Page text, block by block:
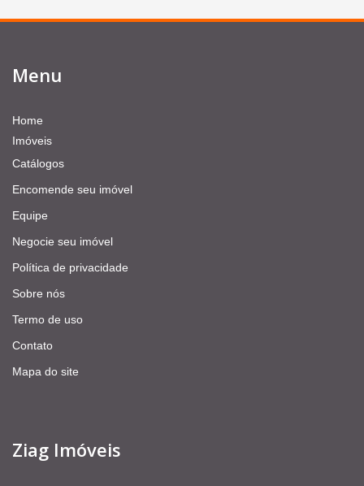
Menu
Home
Imóveis
Catálogos
Encomende seu imóvel
Equipe
Negocie seu imóvel
Política de privacidade
Sobre nós
Termo de uso
Contato
Mapa do site
Ziag Imóveis